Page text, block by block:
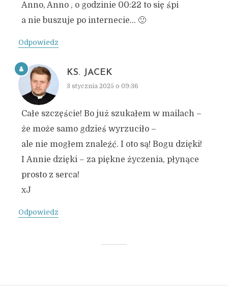
Anno, Anno , o godzinie 00:22 to się śpi
a nie buszuje po internecie… 🙂
Odpowiedz
KS. JACEK
3 stycznia 2025 o 09:36
Całe szczęście! Bo już szukałem w mailach –
że może samo gdzieś wyrzuciło –
ale nie mogłem znaleźć. I oto są! Bogu dzięki!
I Annie dzięki – za piękne życzenia, płynące
prosto z serca!
xJ
Odpowiedz